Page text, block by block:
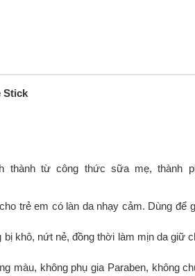
Stick
thành từ công thức sữa mẹ, thành
trẻ em có làn da nhạy cảm. Dùng để
khô, nứt nẻ, đồng thời làm mịn da giữ
màu, không phụ gia Paraben, không